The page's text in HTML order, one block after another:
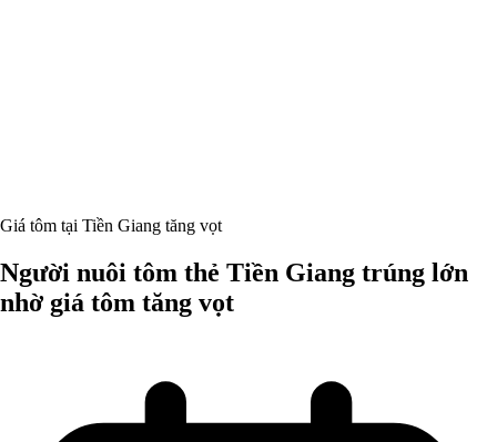
Giá tôm tại Tiền Giang tăng vọt
Người nuôi tôm thẻ Tiền Giang trúng lớn
nhờ giá tôm tăng vọt